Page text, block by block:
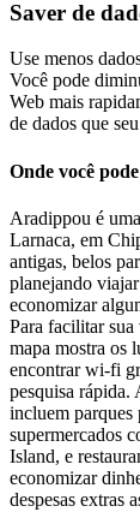
Saver de
Use menos
Você pode
Web mais
de dados que
Onde você
Aradippou é
Larnaca, em
antigas, belos
planejando
economizar
Para facilitar
mapa mostra os
encontrar wi-fi
pesquisa rápida.
incluem parques
supermercados
Island, e
economizar
despesas extras